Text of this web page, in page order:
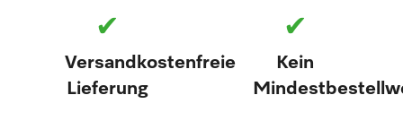
✔
Versandkostenfreie
Lieferung
✔
Kein